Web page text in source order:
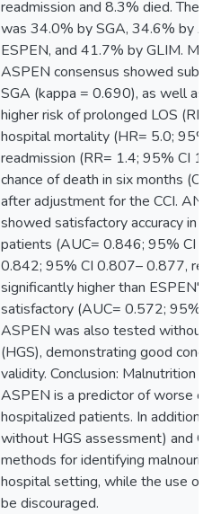
readmission and 8.3% died. The
was 34.0% by SGA, 34.6% by
ESPEN, and 41.7% by GLIM.
ASPEN consensus showed
SGA (kappa = 0.690), as well as
higher risk of prolonged LOS
hospital mortality (HR= 5.0;
readmission (RR= 1.4; 95% CI
chance of death in six months
after adjustment for the CCI.
showed satisfactory accuracy in
patients (AUC= 0.846; 95% CI
0.842; 95% CI 0.807– 0.877,
significantly higher than ESPEN's
satisfactory (AUC= 0.572; 95%
ASPEN was also tested without
(HGS), demonstrating good
validity. Conclusion: Malnutrition
ASPEN is a predictor of worse
hospitalized patients. In
without HGS assessment) and
methods for identifying
hospital setting, while the use of
be discouraged.